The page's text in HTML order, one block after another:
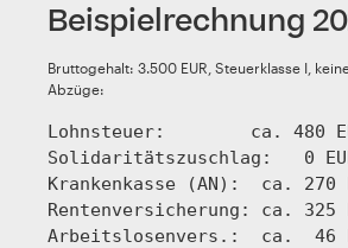
Beispielrechnung
Bruttogehalt: 3.500 EUR, Steuerklasse I,
Abzüge:
Lohnsteuer:        ca. 480
Solidaritätszuschlag:   0
Krankenkasse (AN):  ca. 270
Rentenversicherung: ca. 325
Arbeitslosenvers.:  ca.  46